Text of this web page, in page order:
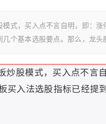
模式，买入点不言自明，即：
几个基本选股要点。那么，龙
炒股模式，买入点不言
买入法选股指标已经提